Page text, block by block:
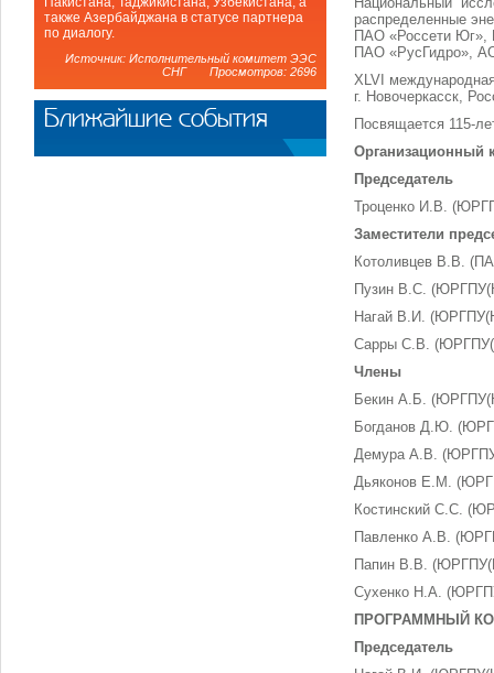
распределенные
ПАО «Россети
ПАО «РусГидро»,
XLVI
г. Новочеркасск,
Посвящается 115-
Организационный
Председатель
Троценко И.В.
Заместители
Котоливцев В.В.
Пузин В.С.
Нагай В.И.
Сарры С.В.
Члены
Бекин А.Б.
Богданов Д.Ю.
Демура А.В.
Дьяконов Е.М.
Костинский С.С.
Павленко А.В.
Папин В.В.
Сухенко Н.А.
ПРОГРАММНЫЙ
Председатель
также Азербайджана в статусе партнера
по диалогу.
Источник: Исполнительный комитет ЭЭС
СНГ Просмотров: 2696
Ближайшие события